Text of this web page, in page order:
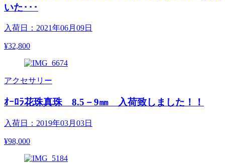
いた･･･
入荷日：2021年06月09日
¥32,800
アクセサリー
ｵｰﾛﾗ花珠真珠 8.5－9㎜ 入荷致しました！！
入荷日：2019年03月03日
¥98,000